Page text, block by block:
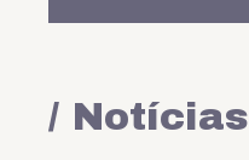
/ Notícias